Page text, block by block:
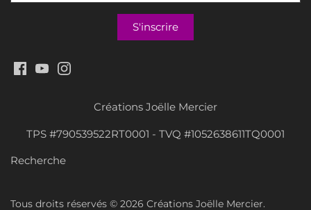
Créations Joëlle Mercier
TPS #790539522RT0001 - TVQ #1052638611TQ0001
Recherche
Tous droits réservés © 2026 Créations Joëlle Mercier.